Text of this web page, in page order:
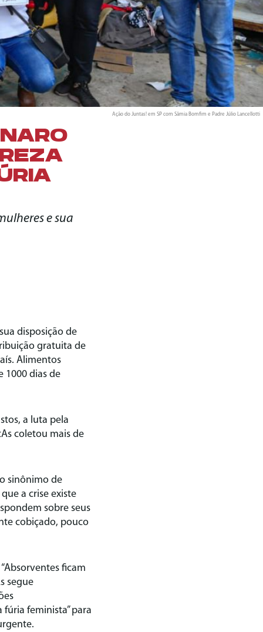
Ação do Juntas! em SP com Sâmia Bomfim e Padre Júlio Lancellotti
e sua
disposição de
gratuita de
Alimentos
1000 dias de
a luta pela
coletou mais de
sinônimo de
a crise existe
sobre seus
cobiçado, pouco
ficam
segue
feminista” para